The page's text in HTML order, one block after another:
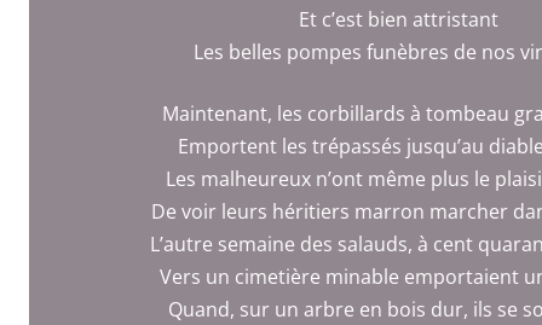
Et c’est bien attristant
Les belles pompes funèbres de nos
Maintenant, les corbillards à tombeau
Emportent les trépassés jusqu’au
Les malheureux n’ont même plus le
De voir leurs héritiers marron marcher
L’autre semaine des salauds, à cent
Vers un cimetière minable emportaient
Quand, sur un arbre en bois dur, ils se